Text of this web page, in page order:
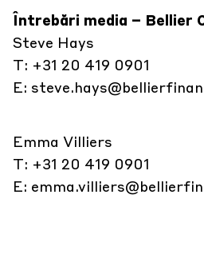
Întrebări media – Bellier
Steve Hays
T: +31 20 419 0901
E:
Emma Villiers
T: +31 20 419 0901
E: